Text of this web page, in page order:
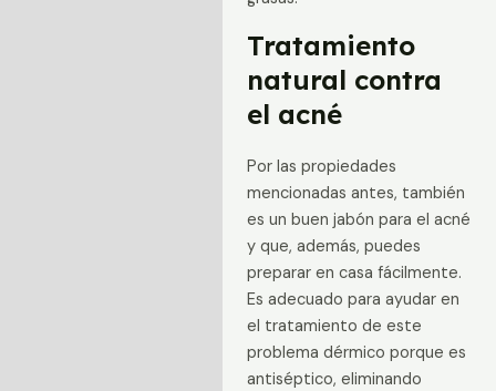
Tratamiento
natural contra
el acné
Por las propiedades
mencionadas antes, también
es un buen jabón para el acné
y que, además, puedes
preparar en casa fácilmente.
Es adecuado para ayudar en
el tratamiento de este
problema dérmico porque es
antiséptico, eliminando